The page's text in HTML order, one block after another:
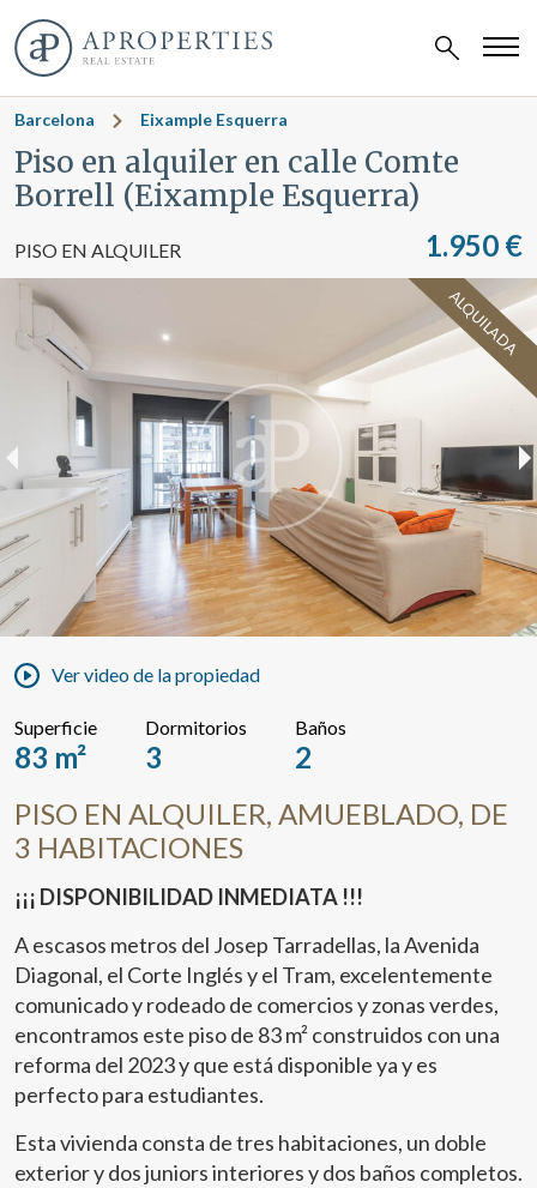
Barcelona Eixample Esquerra
Piso en alquiler en calle Comte
Borrell (Eixample Esquerra)
PISO EN ALQUILER 1.950 €
ALQUILADA
Ver video de la propiedad
Superficie
83 m²
Dormitorios
3
Baños
2
PISO EN ALQUILER, AMUEBLADO, DE
3 HABITACIONES
¡¡¡ DISPONIBILIDAD INMEDIATA !!!
A escasos metros del Josep Tarradellas, la Avenida
Diagonal, el Corte Inglés y el Tram, excelentemente
comunicado y rodeado de comercios y zonas verdes,
encontramos este piso de 83 m² construidos con una
reforma del 2023 y que está disponible ya y es
perfecto para estudiantes.
Esta vivienda consta de tres habitaciones, un doble
exterior y dos juniors interiores y dos baños completos.